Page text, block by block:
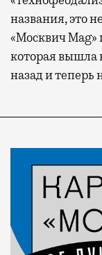
названия, это
«Москвич Mag»
которая вышла
назад и теперь